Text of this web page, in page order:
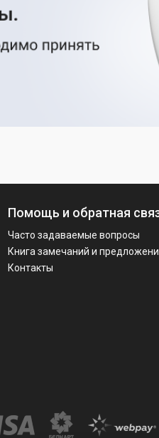
Помощь и обратная
Часто задаваемые вопросы
Книга замечаний и
Контакты